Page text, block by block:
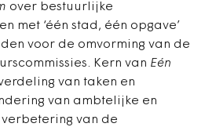
over bestuurlijke
met ‘één stad, één opgave’
voor de omvorming van de
Kern van Eén
van taken en
van ambtelijke en
van de